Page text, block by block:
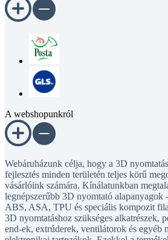
A webshopunkról
Webáruházunk célja, hogy a 3D
fejlesztés minden területén teljes körű
vásárlóink számára. Kínálatunkban
legnépszerűbb 3D nyomtató
ABS, ASA, TPU és speciális kompozit
3D nyomtatáshoz szükséges alkatrészek,
end-ek, extrúderek, ventilátorok és egyéb